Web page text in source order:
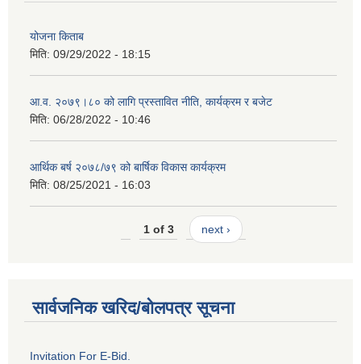
योजना किताब
मिति: 09/29/2022 - 18:15
आ.व. २०७९।८० को लागि प्रस्तावित नीति, कार्यक्रम र बजेट
मिति: 06/28/2022 - 10:46
आर्थिक बर्ष २०७८/७९ को बार्षिक विकास कार्यक्रम
मिति: 08/25/2021 - 16:03
1 of 3 next ›
सार्वजनिक खरिद/बोलपत्र सूचना
Invitation For E-Bid.